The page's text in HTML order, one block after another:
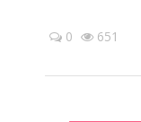
0 651